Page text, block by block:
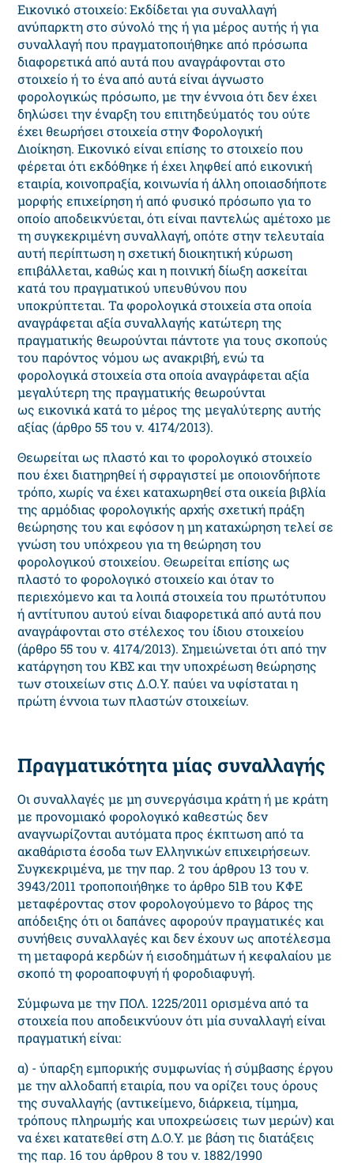
Εικονικό στοιχείο: Εκδίδεται για συναλλαγή
ανύπαρκτη στο σύνολό της ή για μέρος αυτής ή για
συναλλαγή που πραγματοποιήθηκε από πρόσωπα
διαφορετικά από αυτά που αναγράφονται στο
στοιχείο ή το ένα από αυτά είναι άγνωστο
φορολογικώς πρόσωπο, με την έννοια ότι δεν έχει
δηλώσει την έναρξη του επιτηδεύματός του ούτε
έχει θεωρήσει στοιχεία στην Φορολογική
Διοίκηση. Εικονικό είναι επίσης το στοιχείο που
φέρεται ότι εκδόθηκε ή έχει ληφθεί από εικονική
εταιρία, κοινοπραξία, κοινωνία ή άλλη οποιασδήποτε
μορφής επιχείρηση ή από φυσικό πρόσωπο για το
οποίο αποδεικνύεται, ότι είναι παντελώς αμέτοχο με
τη συγκεκριμένη συναλλαγή, οπότε στην τελευταία
αυτή περίπτωση η σχετική διοικητική κύρωση
επιβάλλεται, καθώς και η ποινική δίωξη ασκείται
κατά του πραγματικού υπευθύνου που
υποκρύπτεται. Τα φορολογικά στοιχεία στα οποία
αναγράφεται αξία συναλλαγής κατώτερη της
πραγματικής θεωρούνται πάντοτε για τους σκοπούς
του παρόντος νόμου ως ανακριβή, ενώ τα
φορολογικά στοιχεία στα οποία αναγράφεται αξία
μεγαλύτερη της πραγματικής θεωρούνται
ως εικονικά κατά το μέρος της μεγαλύτερης αυτής
αξίας (άρθρο 55 του ν. 4174/2013).
Θεωρείται ως πλαστό και το φορολογικό στοιχείο
που έχει διατηρηθεί ή σφραγιστεί με οποιονδήποτε
τρόπο, χωρίς να έχει καταχωρηθεί στα οικεία βιβλία
της αρμόδιας φορολογικής αρχής σχετική πράξη
θεώρησης του και εφόσον η μη καταχώρηση τελεί σε
γνώση του υπόχρεου για τη θεώρηση του
φορολογικού στοιχείου. Θεωρείται επίσης ως
πλαστό το φορολογικό στοιχείο και όταν το
περιεχόμενο και τα λοιπά στοιχεία του πρωτότυπου
ή αντίτυπου αυτού είναι διαφορετικά από αυτά που
αναγράφονται στο στέλεχος του ίδιου στοιχείου
(άρθρο 55 του ν. 4174/2013). Σημειώνεται ότι από την
κατάργηση του ΚΒΣ και την υποχρέωση θεώρησης
των στοιχείων στις Δ.Ο.Υ. παύει να υφίσταται η
πρώτη έννοια των πλαστών στοιχείων.
Πραγματικότητα μίας συναλλαγής
Οι συναλλαγές με μη συνεργάσιμα κράτη ή με κράτη
με προνομιακό φορολογικό καθεστώς δεν
αναγνωρίζονται αυτόματα προς έκπτωση από τα
ακαθάριστα έσοδα των Ελληνικών επιχειρήσεων.
Συγκεκριμένα, με την παρ. 2 του άρθρου 13 του ν.
3943/2011 τροποποιήθηκε το άρθρο 51Β του ΚΦΕ
μεταφέροντας στον φορολογούμενο το βάρος της
απόδειξης ότι οι δαπάνες αφορούν πραγματικές και
συνήθεις συναλλαγές και δεν έχουν ως αποτέλεσμα
τη μεταφορά κερδών ή εισοδημάτων ή κεφαλαίου με
σκοπό τη φοροαποφυγή ή φοροδιαφυγή.
Σύμφωνα με την ΠΟΛ. 1225/2011 ορισμένα από τα
στοιχεία που αποδεικνύουν ότι μία συναλλαγή είναι
πραγματική είναι:
α) - ύπαρξη εμπορικής συμφωνίας ή σύμβασης έργου
με την αλλοδαπή εταιρία, που να ορίζει τους όρους
της συναλλαγής (αντικείμενο, διάρκεια, τίμημα,
τρόπους πληρωμής και υποχρεώσεις των μερών) και
να έχει κατατεθεί στη Δ.Ο.Υ. με βάση τις διατάξεις
της παρ. 16 του άρθρου 8 του ν. 1882/1990